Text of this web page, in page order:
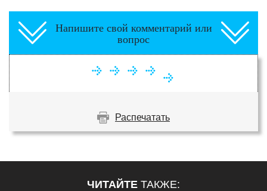
Напишите свой комментарий или
вопрос
Распечатать
ЧИТАЙТЕ ТАКЖЕ: